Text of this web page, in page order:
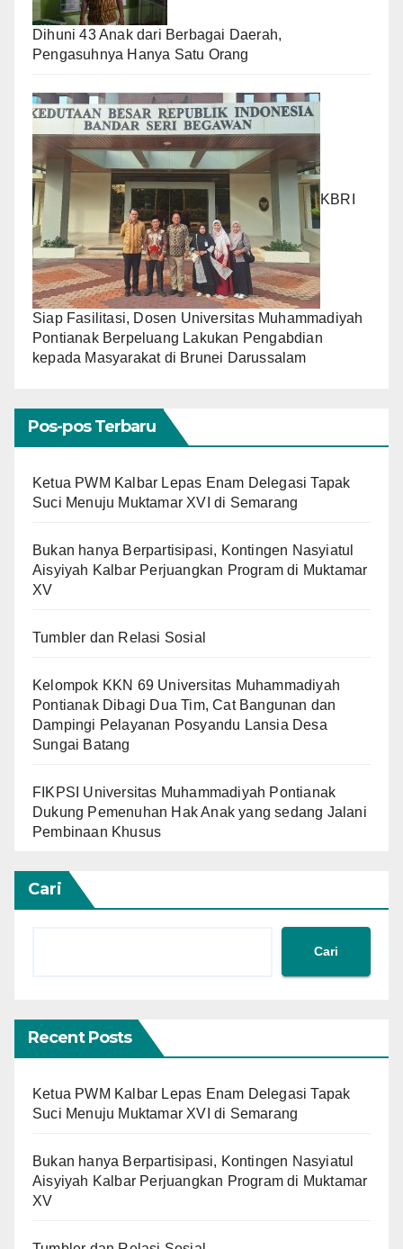
Dihuni 43 Anak dari Berbagai Daerah,
Pengasuhnya Hanya Satu Orang
KBRI
Siap Fasilitasi, Dosen Universitas Muhammadiyah
Pontianak Berpeluang Lakukan Pengabdian
kepada Masyarakat di Brunei Darussalam
Pos-pos Terbaru
Ketua PWM Kalbar Lepas Enam Delegasi Tapak
Suci Menuju Muktamar XVI di Semarang
Bukan hanya Berpartisipasi, Kontingen Nasyiatul
Aisyiyah Kalbar Perjuangkan Program di Muktamar
XV
Tumbler dan Relasi Sosial
Kelompok KKN 69 Universitas Muhammadiyah
Pontianak Dibagi Dua Tim, Cat Bangunan dan
Dampingi Pelayanan Posyandu Lansia Desa
Sungai Batang
FIKPSI Universitas Muhammadiyah Pontianak
Dukung Pemenuhan Hak Anak yang sedang Jalani
Pembinaan Khusus
Cari
Cari
Recent Posts
Ketua PWM Kalbar Lepas Enam Delegasi Tapak
Suci Menuju Muktamar XVI di Semarang
Bukan hanya Berpartisipasi, Kontingen Nasyiatul
Aisyiyah Kalbar Perjuangkan Program di Muktamar
XV